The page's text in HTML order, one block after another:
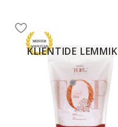
KLIENTIDE LEMMIK